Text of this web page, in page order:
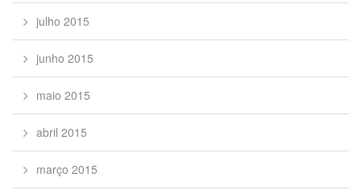
julho 2015
junho 2015
maio 2015
abril 2015
março 2015